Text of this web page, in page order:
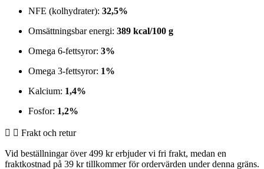
NFE (kolhydrater): 32,5%
Omsättningsbar energi: 389 kcal/100 g
Omega 6-fettsyror: 3%
Omega 3-fettsyror: 1%
Kalcium: 1,4%
Fosfor: 1,2%
Frakt och retur
Vid beställningar över 499 kr erbjuder vi fri frakt, medan en
fraktkostnad på 39 kr tillkommer för ordervärden under denna gräns.